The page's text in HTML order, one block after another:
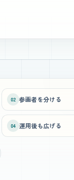
02 参画者を分ける
04 運用後も広げる